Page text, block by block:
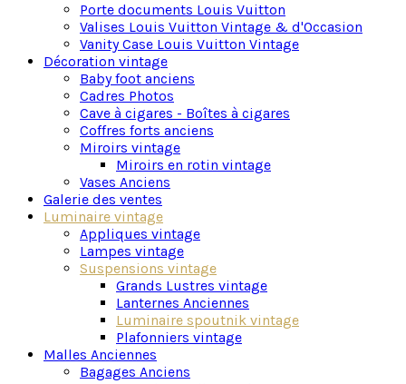
accueillante dans une pièce, en diffusant une lumière
douce et tamisée.
Porte documents Louis Vuitton
Valises Louis Vuitton Vintage & d'Occasion
Vanity Case Louis Vuitton Vintage
Décoration vintage
Baby foot anciens
Cadres Photos
Cave à cigares - Boîtes à cigares
Coffres forts anciens
Miroirs vintage
Miroirs en rotin vintage
Vases Anciens
Galerie des ventes
Luminaire vintage
Appliques vintage
Lampes vintage
Suspensions vintage
Grands Lustres vintage
Lanternes Anciennes
Luminaire spoutnik vintage
Plafonniers vintage
Malles Anciennes
Bagages Anciens